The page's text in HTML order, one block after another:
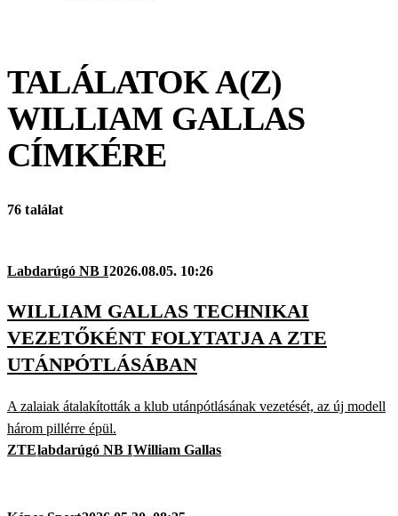
TALÁLATOK A(Z)
WILLIAM GALLAS
CÍMKÉRE
76 találat
Labdarúgó NB I2026.08.05. 10:26
WILLIAM GALLAS TECHNIKAI
VEZETŐKÉNT FOLYTATJA A ZTE
UTÁNPÓTLÁSÁBAN
A zalaiak átalakították a klub utánpótlásának vezetését, az új modell
három pillérre épül.
ZTElabdarúgó NB IWilliam Gallas